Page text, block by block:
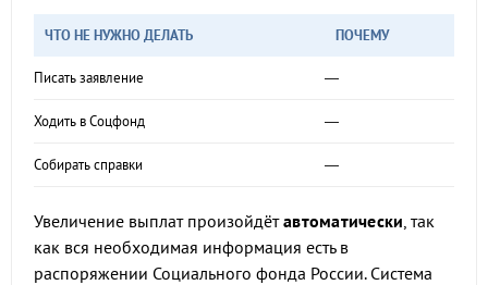
ЧТО НЕ НУЖНО ДЕЛАТЬ ПОЧЕМУ
Писать заявление —
Ходить в Соцфонд —
Собирать справки —
Увеличение выплат произойдётавтоматически, так
как вся необходимая информация есть в
распоряжении Социального фонда России. Система